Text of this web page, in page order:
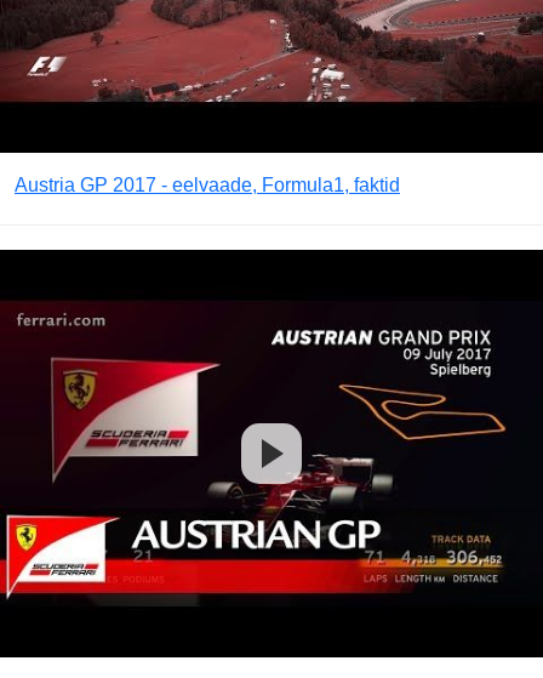
Austria GP 2017 - eelvaade, Formula1, faktid